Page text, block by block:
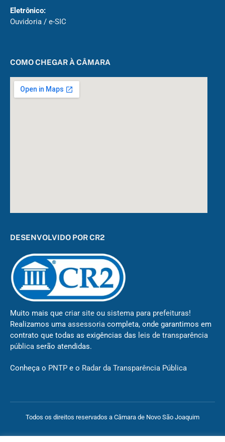
Eletrônico:
Ouvidoria / e-SIC
COMO CHEGAR À CÂMARA
DESENVOLVIDO POR CR2
Muito mais que criar site ou sistema para prefeituras!
Realizamos uma assessoria completa, onde garantimos em
contrato que todas as exigências das leis de transparência
pública serão atendidas.
Conheça o PNTP e o Radar da Transparência Pública
Todos os direitos reservados a Câmara de Novo São Joaquim